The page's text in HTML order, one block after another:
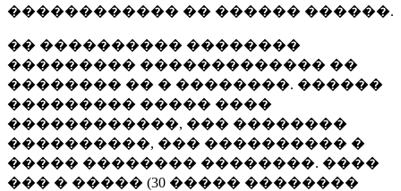
������������ �� ������ ������.
�� ���������� ��������
��������� ������������� ��
�������� �� � ��������. ������
��������� ����� ����
������������, ��� ��������
����������, ��� ���������� �
����� �������� ��������. ����
��� � ����� (30 ����� ��������